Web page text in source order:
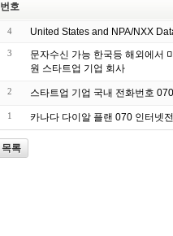
번호
4 United States and NPA/NXX
3
문자수신 가능 한국등 해외에서
원 스타트업 기업 회사
2 스타트업 기업 국내 전화번호
1 카나다 다이알 플랜 070 인터넷
목록